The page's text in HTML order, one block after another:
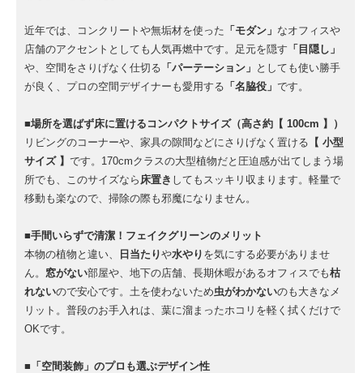
近年では、コンクリートや無垢材を使った 「モダン」 なオフィスや
店舗のアクセントとしても人気再燃中です。足元を隠す 「目隠し」
や、空間をさりげなく仕切る 「パーテーション」 としても使い勝手
が良く、プロの空間デザイナーも愛用する 「名脇役」 です。
■場所を選ばず床に置けるコンパクトサイズ（高さ約【 100cm 】）
リビングのコーナーや、家具の隙間などにさりげなく置ける 【 小型
サイズ 】 です。170cmクラスの大型植物だと圧迫感が出てしまう場
所でも、このサイズなら 床置き してもスッキリ収まります。軽量で
移動も楽なので、掃除の際も邪魔になりません。
■手間いらずで清潔！フェイクグリーンのメリット
本物の植物と違い、
日当たりや水やり を気にする必要がありませ
ん。 窓がない部屋や、地下の店舗、長期休暇があるオフィスでも枯
れないので安心です。土を使わないため虫がわかないのも大きなメ
リット。普段のお手入れは、葉に溜まったホコリを軽く拭くだけで
OKです。
■「空間装飾」のプロも選ぶデザイン性